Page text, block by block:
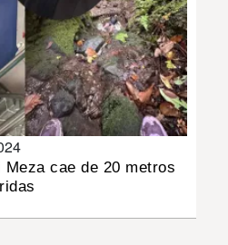
Meza cae de 20 metros